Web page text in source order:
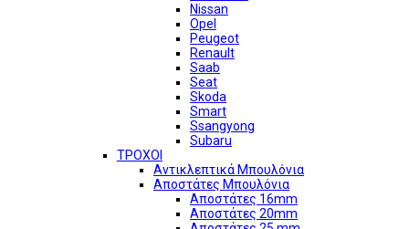
Nissan
Opel
Peugeot
Renault
Saab
Seat
Skoda
Smart
Ssangyong
Subaru
ΤΡΟΧΟΙ
Αντικλεπτικά Μπουλόνια
Αποστάτες Μπουλόνια
Αποστάτες 16mm
Αποστάτες 20mm